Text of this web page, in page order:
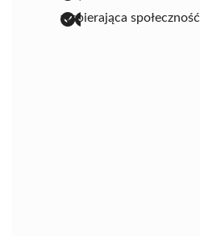
wspierająca społeczność